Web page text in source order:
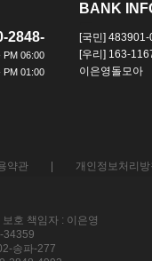
2848-
BANK
[국민]
[우리] 163-
이은영돌모아
약관 개인정보처리방
호 책임자 : 이은영
34359
송파-277